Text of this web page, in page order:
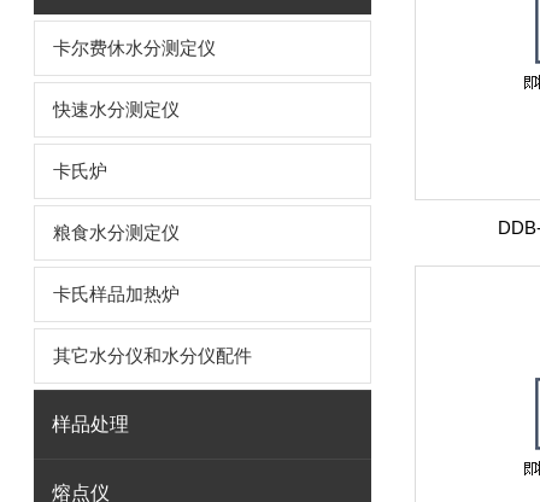
卡尔费休水分测定仪
快速水分测定仪
卡氏炉
粮食水分测定仪
卡氏样品加热炉
其它水分仪和水分仪配件
样品处理
熔点仪